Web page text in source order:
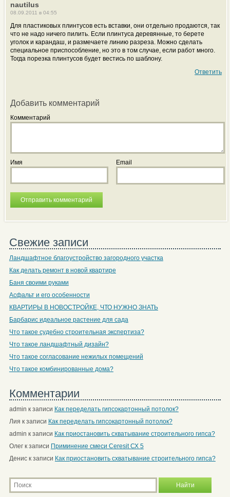
nautilus
08.09.2011 в 04:55
Для пластиковых плинтусов есть вставки, они отдельно продаются, так
что не надо ничего пилить. Если плинтуса деревянные, то берете
уголок и карандаш, и размечаете линию разреза. Можно сделать
специальное приспособление, но это в том случае, если работ много.
Тогда порезка плинтусов будет вестись по шаблону.
Ответить
Добавить комментарий
Комментарий
Имя Email
Свежие записи
Ландшафтное благоустройство загородного участка
Как делать ремонт в новой квартире
Баня своими руками
Асфальт и его особенности
КВАРТИРЫ В НОВОСТРОЙКЕ, ЧТО НУЖНО ЗНАТЬ
Барбарис идеальное растение для сада
Что такое судебно строительная экспертиза?
Что такое ландшафтный дизайн?
Что такое согласование нежилых помещений
Что такое комбинированные дома?
Комментарии
admin к записи Как переделать гипсокартонный потолок?
Лия к записи Как переделать гипсокартонный потолок?
admin к записи Как приостановить схватывание строительного гипса?
Олегк записи Приминение смеси Ceresit СХ 5
Дениск записи Как приостановить схватывание строительного гипса?